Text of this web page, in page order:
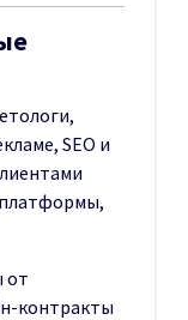
SEO и
от
контракты